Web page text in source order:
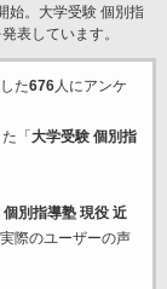
始。大学受験 個別指
表しています。
た676人にアンケ
「 大学受験 個別指
別指導塾 現役 近
際のユーザーの声